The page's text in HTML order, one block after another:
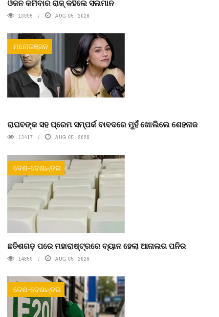
ଓଜନ କମିବାର ରାଜ୍ କହିଲେ ସଲମାନ
13995 AUG 05, 2026
ମନୋରଞ୍ଜନ
ରାଘବଙ୍କ ସହ ପ୍ରେମ ସମ୍ପର୍କ ବାବଦରେ ମୁହଁ ଖୋଲିଲେ ଶେହନାଜ
13417 AUG 05, 2026
ଦେଶ-ଦେଶାନ୍ତର
ଛତିଶଗଡ଼ ପରେ ମହାରାଷ୍ଟ୍ରରେ ବ୍ୟାନ ହେଲା ଆନାଲଗ ପନିର
14859 AUG 05, 2026
ଦେଶ-ଦେଶାନ୍ତର